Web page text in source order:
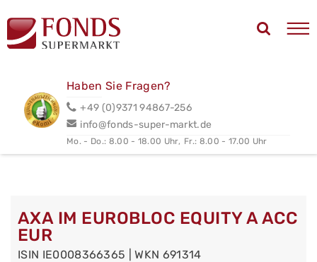
Haben Sie Fragen?
+49 (0)9371 94867-256
info@fonds-super-markt.de
Mo. - Do.: 8.00 - 18.00 Uhr, Fr.: 8.00 - 17.00 Uhr
AXA IM EUROBLOC EQUITY A ACC
EUR
ISIN IE0008366365 | WKN 691314